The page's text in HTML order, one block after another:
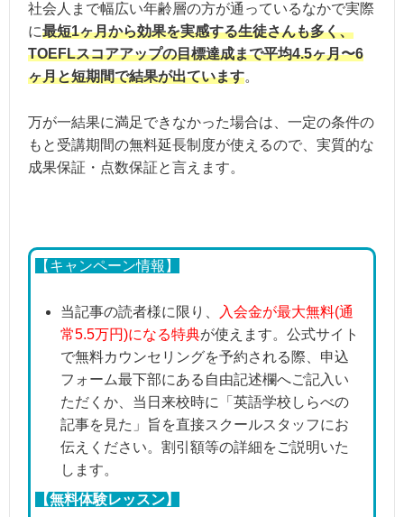
社会人まで幅広い年齢層の方が通っているなかで実際
に最短1ヶ月から効果を実感する生徒さんも多く、
TOEFLスコアアップの目標達成まで平均4.5ヶ月〜6
ヶ月と短期間で結果が出ています。
万が一結果に満足できなかった場合は、一定の条件の
もと受講期間の無料延長制度が使えるので、実質的な
成果保証・点数保証と言えます。
【キャンペーン情報】
当記事の読者様に限り、
入会金が最大無料(通
常5.5万円)になる特典が使えます。公式サイト
で無料カウンセリングを予約される際、申込
フォーム最下部にある自由記述欄へご記入い
ただくか、当日来校時に「英語学校しらべの
記事を見た」旨を直接スクールスタッフにお
伝えください。割引額等の詳細をご説明いた
します。
【無料体験レッスン】